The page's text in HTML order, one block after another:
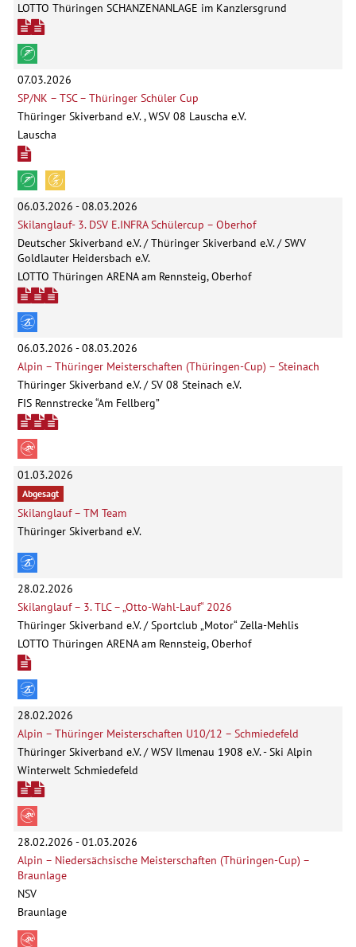
LOTTO Thüringen SCHANZENANLAGE im Kanzlersgrund
07.03.2026
SP/NK – TSC – Thüringer Schüler Cup
Thüringer Skiverband e.V. , WSV 08 Lauscha e.V.
Lauscha
06.03.2026 - 08.03.2026
Skilanglauf- 3. DSV E.INFRA Schülercup – Oberhof
Deutscher Skiverband e.V. / Thüringer Skiverband e.V. / SWV
Goldlauter Heidersbach e.V.
LOTTO Thüringen ARENA am Rennsteig, Oberhof
06.03.2026 - 08.03.2026
Alpin – Thüringer Meisterschaften (Thüringen-Cup) – Steinach
Thüringer Skiverband e.V. / SV 08 Steinach e.V.
FIS Rennstrecke “Am Fellberg”
01.03.2026
Abgesagt
Skilanglauf – TM Team
Thüringer Skiverband e.V.
28.02.2026
Skilanglauf – 3. TLC – „Otto-Wahl-Lauf“ 2026
Thüringer Skiverband e.V. / Sportclub „Motor“ Zella-Mehlis
LOTTO Thüringen ARENA am Rennsteig, Oberhof
28.02.2026
Alpin – Thüringer Meisterschaften U10/12 – Schmiedefeld
Thüringer Skiverband e.V. / WSV Ilmenau 1908 e.V. - Ski Alpin
Winterwelt Schmiedefeld
28.02.2026 - 01.03.2026
Alpin – Niedersächsische Meisterschaften (Thüringen-Cup) –
Braunlage
NSV
Braunlage